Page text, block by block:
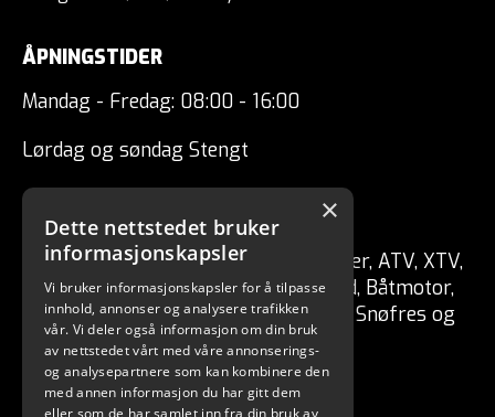
ÅPNINGSTIDER
Mandag - Fredag: 08:00 - 16:00
Lørdag og søndag Stengt
CSP ENGRO AS
Forhandler av fritidskjøretøy Tilhenger, ATV, XTV,
UTV, Mopedbil, Snøscooter, MC, Moped, Båtmotor,
Båt, Vannscooter, Elektriske kjøretøy, Snøfres og
redskaper for skog / hage.
×
Dette nettstedet bruker
informasjonskapsler
Vi bruker informasjonskapsler for å tilpasse
innhold, annonser og analysere trafikken
vår. Vi deler også informasjon om din bruk
av nettstedet vårt med våre annonserings-
og analysepartnere som kan kombinere den
med annen informasjon du har gitt dem
eller som de har samlet inn fra din bruk av